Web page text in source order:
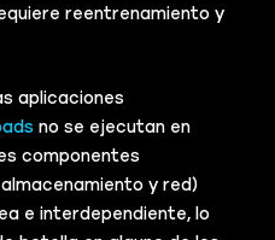
reentrenamiento y
aplicaciones
no se ejecutan en
componentes
y red)
e interdependiente, lo